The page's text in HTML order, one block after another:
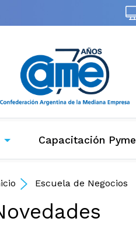
Capacitación Pyme
Escuela de Negocios